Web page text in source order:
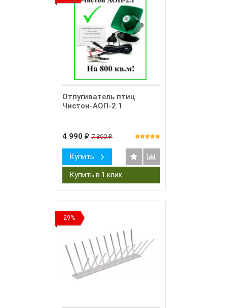
Отпугиватель птиц
Чистон-АОП-2.1
4 990 ₽ 7 890₽
Купить
-29%